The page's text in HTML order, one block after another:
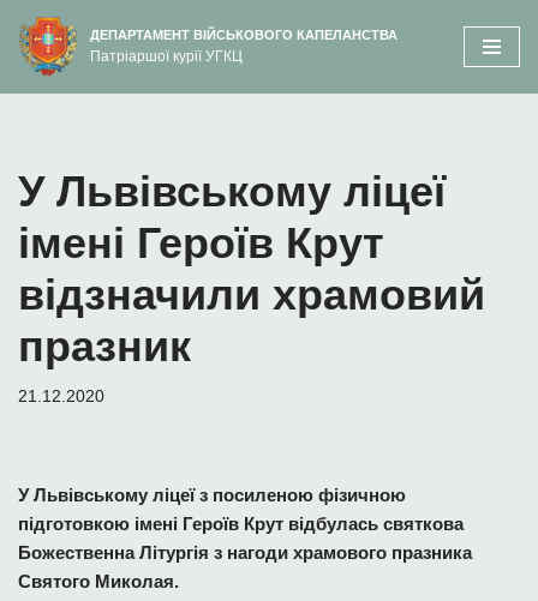
вмісту
Перейти
до
ДЕПАРТАМЕНТ ВІЙСЬКОВОГО КАПЕЛАНСТВА
Патріаршої курії УГКЦ
У Львівському ліцеї
імені Героїв Крут
відзначили храмовий
празник
21.12.2020
У Львівському ліцеї з посиленою фізичною
підготовкою імені Героїв Крут відбулась святкова
Божественна Літургія з нагоди храмового празника
Святого Миколая.